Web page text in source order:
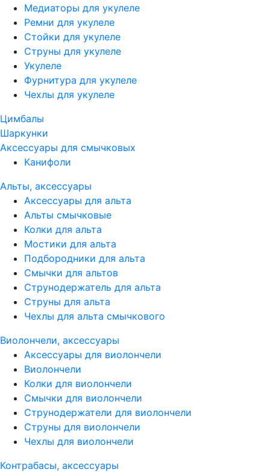
Медиаторы для укулеле
Ремни для укулеле
Стойки для укулеле
Струны для укулеле
Укулеле
Фурнитура для укулеле
Чехлы для укулеле
Цимбалы
Шаркунки
Аксессуары для смычковых
Канифоли
Альты, аксессуары
Аксессуары для альта
Альты смычковые
Колки для альта
Мостики для альта
Подбородники для альта
Смычки для альтов
Струнодержатель для альта
Струны для альта
Чехлы для альта смычкового
Виолончели, аксессуары
Аксессуары для виолончели
Виолончели
Колки для виолончели
Смычки для виолончели
Струнодержатели для виолончели
Струны для виолончели
Чехлы для виолончели
Контрабасы, аксессуары